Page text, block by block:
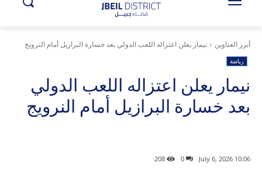
أبرز العناوين نيمار يعلن اعتزاله اللعب الدولي بعد خسارة البرازيل أمام النرويج ⁣⁣⠀
رياضة
نيمار يعلن اعتزاله اللعب الدولي
بعد خسارة البرازيل أمام النرويج
10:06 2026 ,July 6
0
208